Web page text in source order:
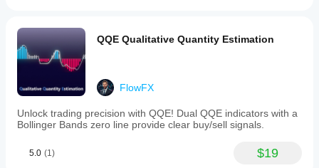
QQE Qualitative Quantity Estimation
FlowFX
Unlock trading precision with QQE! Dual QQE indicators with a
Bollinger Bands zero line provide clear buy/sell signals.
5.0 (1) $19